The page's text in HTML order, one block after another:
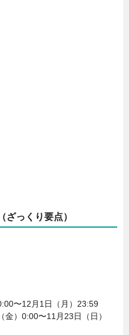
ざっくり要点）
〜12月1日（月）23:59
金）0:00〜11月23日（日）